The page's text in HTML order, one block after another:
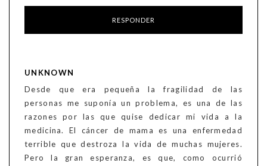
RESPONDER
UNKNOWN
Desde que era pequeña la fragilidad de las
personas me suponía un problema, es una de las
razones por las que quise dedicar mi vida a la
medicina. El cáncer de mama es una enfermedad
terrible que destroza la vida de muchas mujeres.
Pero la gran esperanza, es que, como ocurrió